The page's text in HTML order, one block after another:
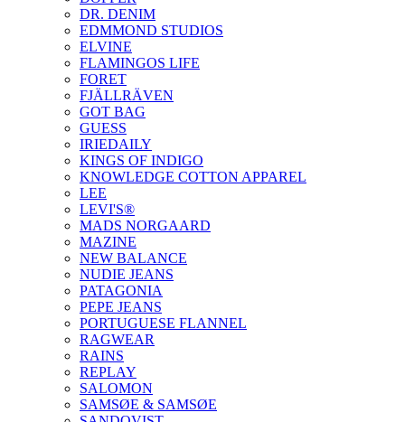
DR. DENIM
EDMMOND STUDIOS
ELVINE
FLAMINGOS LIFE
FORET
FJÄLLRÄVEN
GOT BAG
GUESS
IRIEDAILY
KINGS OF INDIGO
KNOWLEDGE COTTON APPAREL
LEE
LEVI'S®
MADS NORGAARD
MAZINE
NEW BALANCE
NUDIE JEANS
PATAGONIA
PEPE JEANS
PORTUGUESE FLANNEL
RAGWEAR
RAINS
REPLAY
SALOMON
SAMSØE & SAMSØE